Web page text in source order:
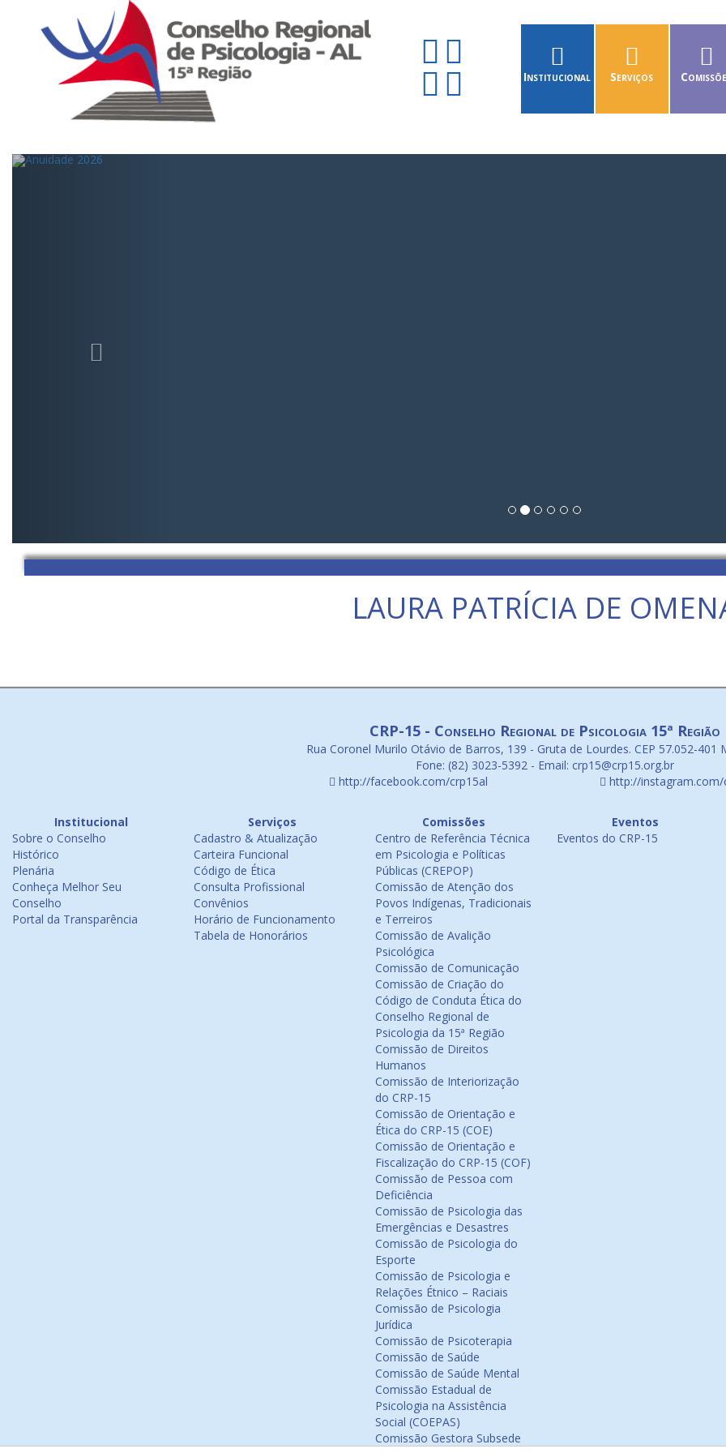
Institucional Serviços
LAURA PATRÍCIA DE
CRP-15 - Conselho Regional de Psicologia 15ª Região
Rua Coronel Murilo Otávio de Barros, 139 - Gruta de Lourdes. CEP 57.052-401
Fone: (82) 3023-5392 - Email: crp15@crp15.org.br
http://facebook.com/crp15al
http://instagram.com/
Institucional
Sobre o Conselho
Histórico
Plenária
Conheça Melhor Seu
Conselho
Portal da Transparência
Serviços
Cadastro & Atualização
Carteira Funcional
Código de Ética
Consulta Profissional
Convênios
Horário de Funcionamento
Tabela de Honorários
Comissões
Centro de Referência Técnica
em Psicologia e Políticas
Públicas (CREPOP)
Comissão de Atenção dos
Povos Indígenas, Tradicionais
e Terreiros
Comissão de Avalição
Psicológica
Comissão de Comunicação
Comissão de Criação do
Código de Conduta Ética do
Conselho Regional de
Psicologia da 15ª Região
Comissão de Direitos
Humanos
Comissão de Interiorização
do CRP-15
Comissão de Orientação e
Ética do CRP-15 (COE)
Comissão de Orientação e
Fiscalização do CRP-15 (COF)
Comissão de Pessoa com
Deficiência
Comissão de Psicologia das
Emergências e Desastres
Comissão de Psicologia do
Esporte
Comissão de Psicologia e
Relações Étnico – Raciais
Comissão de Psicologia
Jurídica
Comissão de Psicoterapia
Comissão de Saúde
Comissão de Saúde Mental
Comissão Estadual de
Psicologia na Assistência
Social (COEPAS)
Comissão Gestora Subsede
Eventos
Eventos do CRP-15